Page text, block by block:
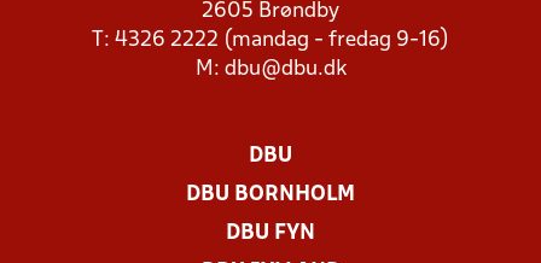
2605 Brøndby
T: 4326 2222 (mandag - fredag 9-16)
M: dbu@dbu.dk
DBU
DBU BORNHOLM
DBU FYN